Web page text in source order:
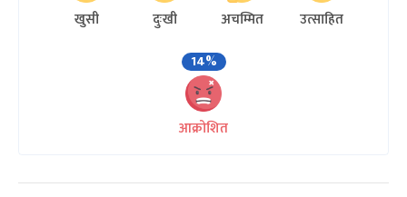
खुसी दुःखी अचम्मित
उत्साहित
14%
आक्रोशित